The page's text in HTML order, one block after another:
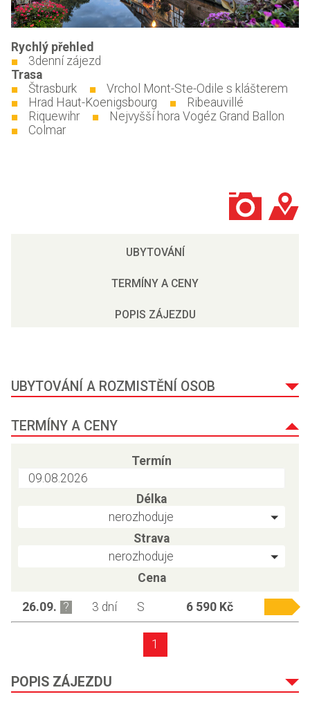
Rychlý přehled
3denní zájezd
Trasa
Štrasburk
Vrchol Mont-Ste-Odile s klášterem
Hrad Haut-Koenigsbourg
Ribeauvillé
Riquewihr
Nejvyšší hora Vogéz Grand Ballon
Colmar
UBYTOVÁNÍ
TERMÍNY A CENY
POPIS ZÁJEZDU
UBYTOVÁNÍ A ROZMISTĚNÍ OSOB
TERMÍNY A CENY
Termín
Délka
nerozhoduje
Strava
nerozhoduje
Cena
26.09. 3 dní S 6 590 Kč
1
POPIS ZÁJEZDU